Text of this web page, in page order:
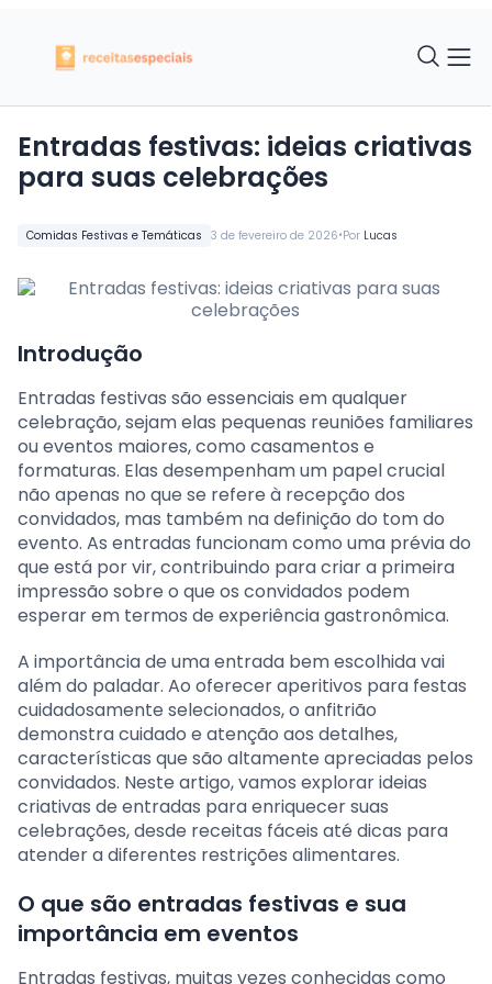
Comidas Festivas e Temáticas 3 de fevereiro de 2026•Por Lucas
Entradas festivas: ideias criativas
para suas celebrações
Introdução
Entradas festivas são essenciais em qualquer
celebração, sejam elas pequenas reuniões familiares
ou eventos maiores, como casamentos e
formaturas. Elas desempenham um papel crucial
não apenas no que se refere à recepção dos
convidados, mas também na definição do tom do
evento. As entradas funcionam como uma prévia do
que está por vir, contribuindo para criar a primeira
impressão sobre o que os convidados podem
esperar em termos de experiência gastronômica.
A importância de uma entrada bem escolhida vai
além do paladar. Ao oferecer aperitivos para festas
cuidadosamente selecionados, o anfitrião
demonstra cuidado e atenção aos detalhes,
características que são altamente apreciadas pelos
convidados. Neste artigo, vamos explorar ideias
criativas de entradas para enriquecer suas
celebrações, desde receitas fáceis até dicas para
atender a diferentes restrições alimentares.
O que são entradas festivas e sua
importância em eventos
Entradas festivas, muitas vezes conhecidas como